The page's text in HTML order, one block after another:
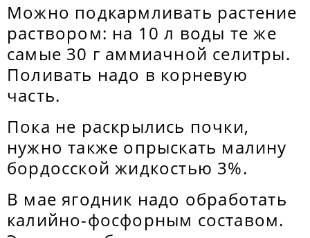
Можно подкармливать растение
раствором: на 10 л воды те же
самые 30 г аммиачной селитры.
Поливать надо в корневую
часть.
Пока не раскрылись почки,
нужно также опрыскать малину
бордосской жидкостью 3%.
В мае ягодник надо обработать
калийно-фосфорным составом.